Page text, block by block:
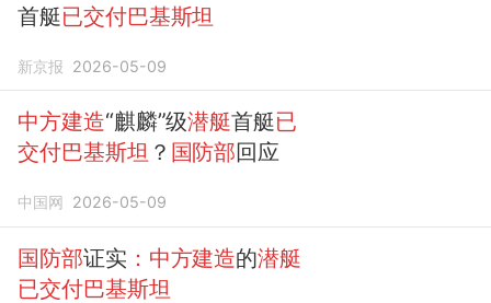
首艇已交付巴基斯坦
新京报 2026-05-09
中方建造“麒麟”级潜艇首艇已
交付巴基斯坦 ？ 国防部回应
中国网 2026-05-09
国防部证实 ：中方建造的潜艇
已交付巴基斯坦